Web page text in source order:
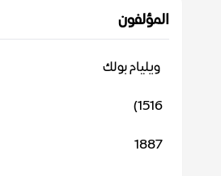
المؤلفون
‬ ويليام بولك
1516)
1887